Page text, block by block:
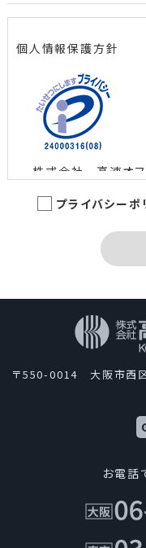
個人情報保護方針
株式会社 高速オフ
締役社長 島田 智
制定日：2005年3月
最終改定日：2022
テンツを制作して
自覚のもとに、業
理し、保護するため
定めます。当社は
徹底させて、実行、
当社は、適法かつ
プライバシーポ
〒550-0014 大阪市西
お電話